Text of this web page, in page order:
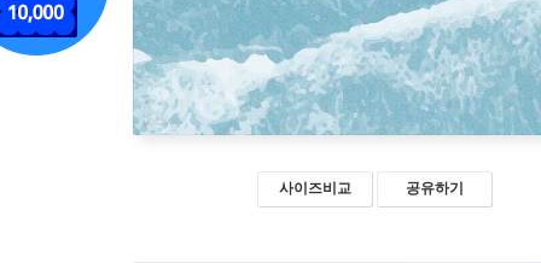
사이즈비교 공유하기